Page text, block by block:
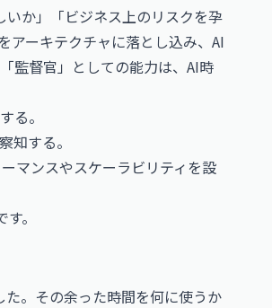
か」「ビジネス上のリスクを孕
アーキテクチャに落とし込み、AI
監督官」としての能力は、AI時
る。
知する。
マンスやスケーラビリティを設
。
。その余った時間を何に使うか